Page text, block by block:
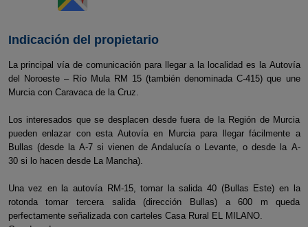
Indicación del propietario
La principal vía de comunicación para llegar a la localidad es la Autovía
del Noroeste – Río Mula RM 15 (también denominada C-415) que une
Murcia con Caravaca de la Cruz.
Los interesados que se desplacen desde fuera de la Región de Murcia
pueden enlazar con esta Autovía en Murcia para llegar fácilmente a
Bullas (desde la A-7 si vienen de Andalucía o Levante, o desde la A-
30 si lo hacen desde La Mancha).
Una vez en la autovía RM-15, tomar la salida 40 (Bullas Este) en la
rotonda tomar tercera salida (dirección Bullas) a 600 m queda
perfectamente señalizada con carteles Casa Rural EL MILANO.